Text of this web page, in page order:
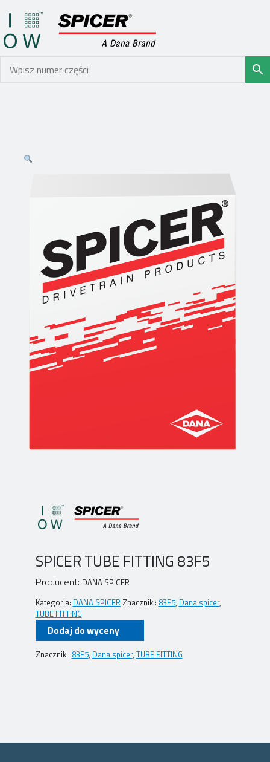
SPICER TUBE FITTING 83F5
Producent: DANA SPICER
Kategoria: DANA SPICER Znaczniki: 83F5, Dana spicer,
TUBE FITTING
Dodaj do wyceny
Znaczniki: 83F5, Dana spicer, TUBE FITTING